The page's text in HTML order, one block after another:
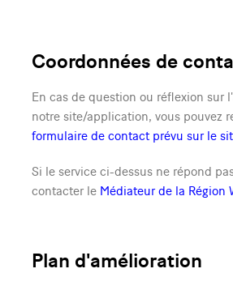
Coordonnées de
En cas de question ou réflexion sur
notre site/application, vous pouvez
formulaire de contact prévu sur le
Si le service ci-dessus ne répond
contacter le Médiateur de la Région
Plan d'amélioration